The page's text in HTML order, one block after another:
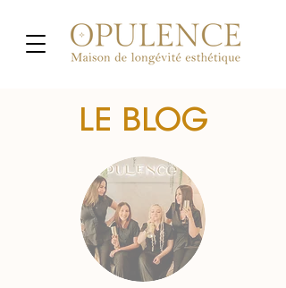
LE BLOG